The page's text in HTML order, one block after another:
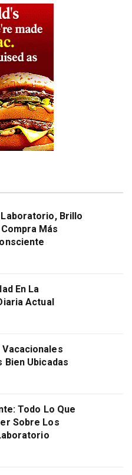
Brillo
Más
En La
Actual
Bien Ubicadas
Todo Lo Que
Sobre Los